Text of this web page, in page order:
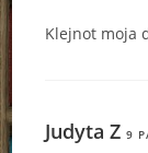
Klejnot moja
Judyta Z 9